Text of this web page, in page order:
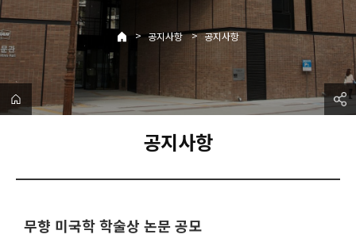
> 공지사항 > 공지사항
공지사항
무향 미국학 학술상 논문 공모